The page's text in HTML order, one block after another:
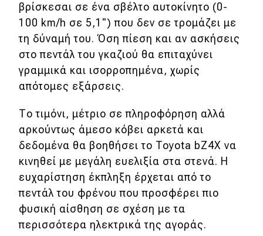
βρίσκεσαι σε ένα σβέλτο αυτοκίνητο (0-
100 km/h σε 5,1") που δεν σε τρομάζει με
τη δύναμή του. Όση πίεση και αν ασκήσεις
στο πεντάλ του γκαζιού θα επιταχύνει
γραμμικά και ισορροπημένα, χωρίς
απότομες εξάρσεις.
Το τιμόνι, μέτριο σε πληροφόρηση αλλά
αρκούντως άμεσο κόβει αρκετά και
δεδομένα θα βοηθήσει το Toyota bZ4X να
κινηθεί με μεγάλη ευελιξία στα στενά. Η
ευχαρίστηση έκπληξη έρχεται από το
πεντάλ του φρένου που προσφέρει πιο
φυσική αίσθηση σε σχέση με τα
περισσότερα ηλεκτρικά της αγοράς.